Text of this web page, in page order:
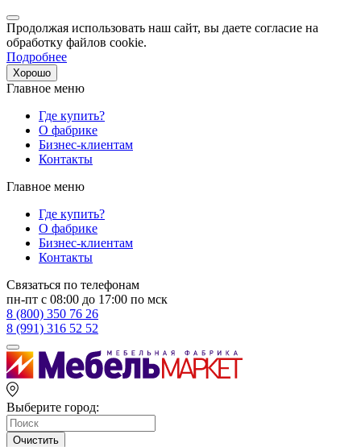
Продолжая использовать наш сайт, вы даете согласие на
обработку файлов cookie.
Подробнее
Хорошо
Главное меню
Где купить?
О фабрике
Бизнес-клиентам
Контакты
Главное меню
Где купить?
О фабрике
Бизнес-клиентам
Контакты
Связаться по телефонам
пн-пт с 08:00 до 17:00 по мск
8 (800) 350 76 26
8 (991) 316 52 52
Выберите город:
Очистить